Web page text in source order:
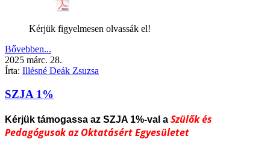
Kérjük figyelmesen olvassák el!
Bővebben...
2025 márc. 28.
Írta: Illésné Deák Zsuzsa
SZJA 1%
Kérjük támogassa az SZJA 1%-val a Szülők és
Pedagógusok az Oktatásért Egyesületet